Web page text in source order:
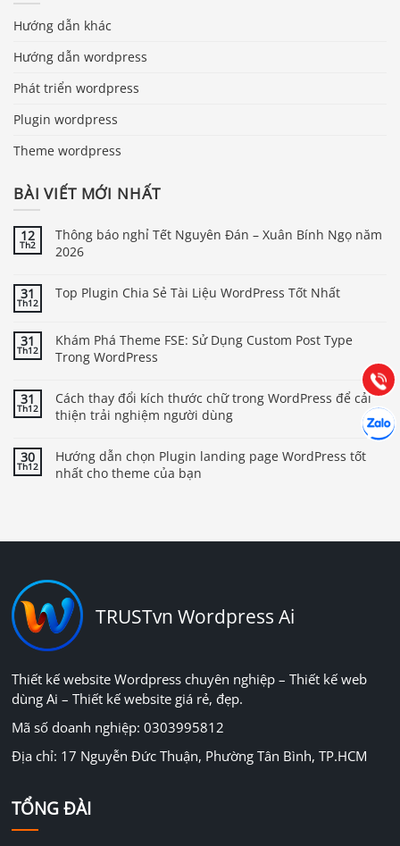
Hướng dẫn khác
Hướng dẫn wordpress
Phát triển wordpress
Plugin wordpress
Theme wordpress
BÀI VIẾT MỚI NHẤT
12
Th2
Thông báo nghỉ Tết Nguyên Đán – Xuân Bính Ngọ năm
2026
31
Th12
Top Plugin Chia Sẻ Tài Liệu WordPress Tốt Nhất
31
Th12
Khám Phá Theme FSE: Sử Dụng Custom Post Type
Trong WordPress
31
Th12
Cách thay đổi kích thước chữ trong WordPress để cải
thiện trải nghiệm người dùng
30
Th12
Hướng dẫn chọn Plugin landing page WordPress tốt
nhất cho theme của bạn
TRUSTvn Wordpress Ai
Thiết kế website Wordpress chuyên nghiệp – Thiết kế web
dùng Ai – Thiết kế website giá rẻ, đẹp.
Mã số doanh nghiệp: 0303995812
Địa chỉ: 17 Nguyễn Đức Thuận, Phường Tân Bình, TP.HCM
TỔNG ĐÀI
Gọi
0903.976.769
Hướng dẫn & Hỗ trợ:
(028) 22.166.144
Chát